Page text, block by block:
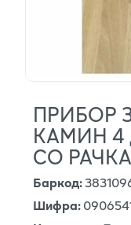
ПРИБОР
КАМИН 4
СО РАЧКА
Баркод:
Шифра: